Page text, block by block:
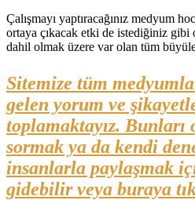
Çalışmayı yaptıracağınız medyum
ortaya çıkacak etki de istediğiniz gibi
dahil olmak üzere var olan tüm
Sitemize tüm
gelen yorum ve
toplamaktayız. Bunları
sormak ya da kendi
insanlarla paylaşmak
gidebilir veya buraya